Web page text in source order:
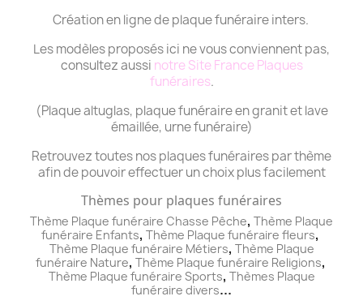
Création en ligne de plaque funéraire inters.
Les modèles proposés ici ne vous conviennent pas,
consultez aussi notre Site France Plaques
funéraires.
(Plaque altuglas, plaque funéraire en granit et lave
émaillée, urne funéraire)
Retrouvez toutes nos plaques funéraires par thème
afin de pouvoir effectuer un choix plus facilement
Thèmes pour plaques funéraires
Thème Plaque funéraire Chasse Pêche, Thème Plaque
funéraire Enfants, Thème Plaque funéraire fleurs,
Thème Plaque funéraire Métiers, Thème Plaque
funéraire Nature, Thème Plaque funéraire Religions,
Thème Plaque funéraire Sports, Thèmes Plaque
funéraire divers...